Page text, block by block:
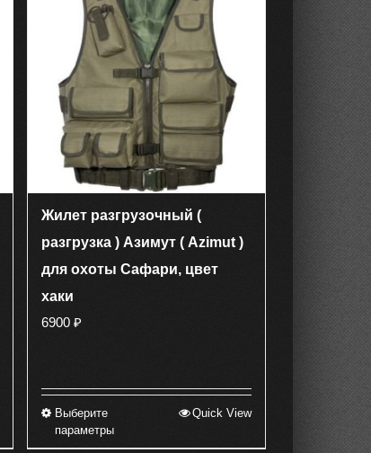
вариаций.
Опции
можно
выбрать
странице
товара.
Жилет разгрузочный (
разгрузка ) Азимут ( Azimut )
для охоты Сафари, цвет
хаки
6900 ₽
Выберите
параметры
Quick View